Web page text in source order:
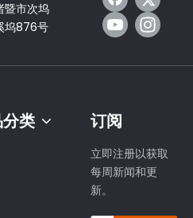
暨市次坞
坞876号
类 订阅
立即注册以获取
每周新闻和更
新。